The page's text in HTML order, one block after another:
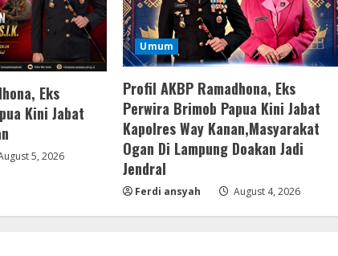
Eks
Kini Jabat
5, 2026
Umum
Profil AKBP Ramadhona, Eks
Perwira Brimob Papua Kini Jabat
Kapolres Way Kanan,Masyarakat
Ogan Di Lampung Doakan Jadi
Jendral
Ferdi ansyah August 4, 2026